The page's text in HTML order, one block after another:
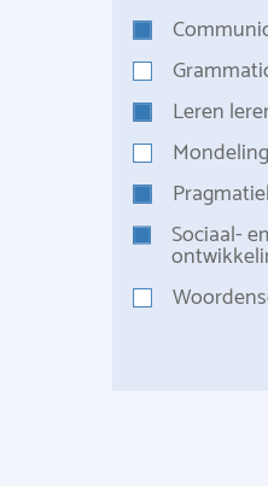
Leren
Sociaal-